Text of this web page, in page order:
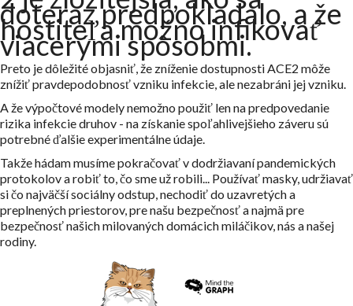
doteraz predpokladalo, a že
hostiteľa možno infikovať
viacerými spôsobmi.
Preto je dôležité objasniť, že zníženie dostupnosti ACE2 môže
znížiť pravdepodobnosť vzniku infekcie, ale nezabráni jej vzniku.
A že výpočtové modely nemožno použiť len na predpovedanie
rizika infekcie druhov - na získanie spoľahlivejšieho záveru sú
potrebné ďalšie experimentálne údaje.
Takže hádam musíme pokračovať v dodržiavaní pandemických
protokolov a robiť to, čo sme už robili... Používať masky, udržiavať
si čo najväčší sociálny odstup, nechodiť do uzavretých a
preplnených priestorov, pre našu bezpečnosť a najmä pre
bezpečnosť našich milovaných domácich miláčikov, nás a našej
rodiny.